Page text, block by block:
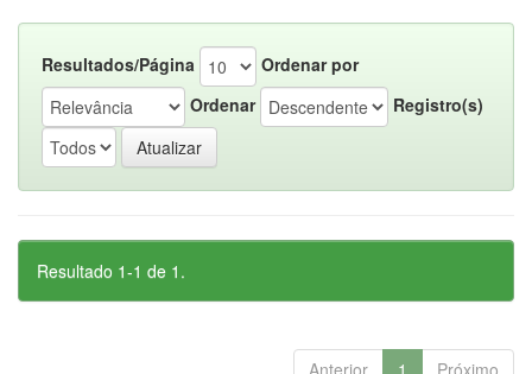
Resultados/Página
Ordenar por
Ordenar
Registro(s)
Resultado 1-1 de 1.
Anterior 1 Próximo